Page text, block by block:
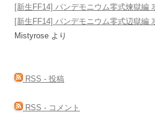
[新生FF14] パンデモニウム零式煉獄編
[新生FF14] パンデモニウム零式辺獄編
Mistyrose より
RSS - 投稿
RSS - コメント